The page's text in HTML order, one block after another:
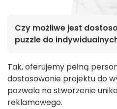
Czy możliwe jest
puzzle do
Tak, oferujemy pełną
dostosowanie projektu do
pozwala na stworzenie
reklamowego.